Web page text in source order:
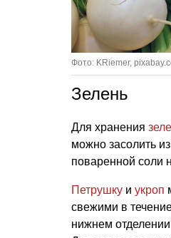
Фото: KRiemer,
Зелень
Для хранения
можно засолить
поваренной соли
Петрушку и укроп
свежими в
нижнем